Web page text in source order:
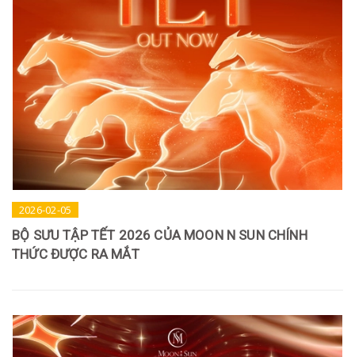
2026-02-05
BỘ SƯU TẬP TẾT 2026 CỦA MOON N SUN CHÍNH
THỨC ĐƯỢC RA MẮT